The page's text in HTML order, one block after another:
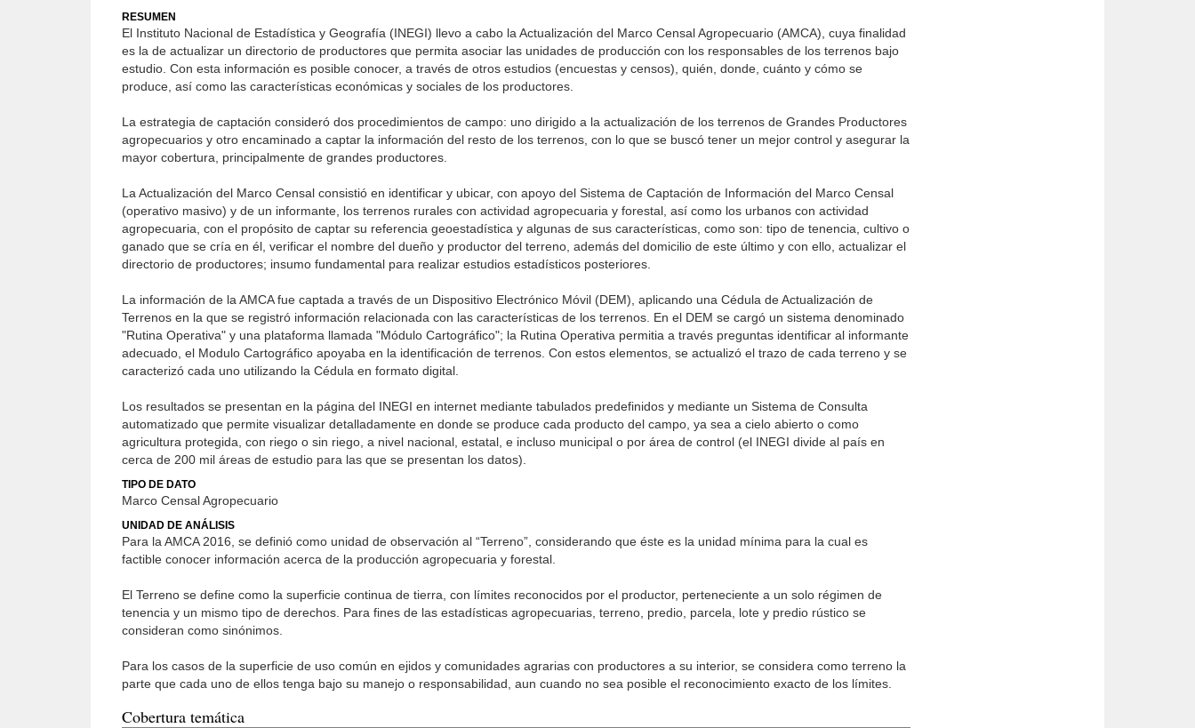
RESUMEN
El Instituto Nacional de Estadística y Geografía (INEGI) llevo a cabo la Actualización del Marco Censal Agropecuario (AMCA), cuya finalidad
es la de actualizar un directorio de productores que permita asociar las unidades de producción con los responsables de los terrenos bajo
estudio. Con esta información es posible conocer, a través de otros estudios (encuestas y censos), quién, donde, cuánto y cómo se
produce, así como las características económicas y sociales de los productores.
La estrategia de captación consideró dos procedimientos de campo: uno dirigido a la actualización de los terrenos de Grandes Productores
agropecuarios y otro encaminado a captar la información del resto de los terrenos, con lo que se buscó tener un mejor control y asegurar la
mayor cobertura, principalmente de grandes productores.
La Actualización del Marco Censal consistió en identificar y ubicar, con apoyo del Sistema de Captación de Información del Marco Censal
(operativo masivo) y de un informante, los terrenos rurales con actividad agropecuaria y forestal, así como los urbanos con actividad
agropecuaria, con el propósito de captar su referencia geoestadística y algunas de sus características, como son: tipo de tenencia, cultivo o
ganado que se cría en él, verificar el nombre del dueño y productor del terreno, además del domicilio de este último y con ello, actualizar el
directorio de productores; insumo fundamental para realizar estudios estadísticos posteriores.
La información de la AMCA fue captada a través de un Dispositivo Electrónico Móvil (DEM), aplicando una Cédula de Actualización de
Terrenos en la que se registró información relacionada con las características de los terrenos. En el DEM se cargó un sistema denominado
"Rutina Operativa" y una plataforma llamada "Módulo Cartográfico"; la Rutina Operativa permitia a través preguntas identificar al informante
adecuado, el Modulo Cartográfico apoyaba en la identificación de terrenos. Con estos elementos, se actualizó el trazo de cada terreno y se
caracterizó cada uno utilizando la Cédula en formato digital.
Los resultados se presentan en la página del INEGI en internet mediante tabulados predefinidos y mediante un Sistema de Consulta
automatizado que permite visualizar detalladamente en donde se produce cada producto del campo, ya sea a cielo abierto o como
agricultura protegida, con riego o sin riego, a nivel nacional, estatal, e incluso municipal o por área de control (el INEGI divide al país en
cerca de 200 mil áreas de estudio para las que se presentan los datos).
TIPO DE DATO
Marco Censal Agropecuario
UNIDAD DE ANÁLISIS
Para la AMCA 2016, se definió como unidad de observación al “Terreno”, considerando que éste es la unidad mínima para la cual es
factible conocer información acerca de la producción agropecuaria y forestal.
El Terreno se define como la superficie continua de tierra, con límites reconocidos por el productor, perteneciente a un solo régimen de
tenencia y un mismo tipo de derechos. Para fines de las estadísticas agropecuarias, terreno, predio, parcela, lote y predio rústico se
consideran como sinónimos.
Para los casos de la superficie de uso común en ejidos y comunidades agrarias con productores a su interior, se considera como terreno la
parte que cada uno de ellos tenga bajo su manejo o responsabilidad, aun cuando no sea posible el reconocimiento exacto de los límites.
Cobertura temática